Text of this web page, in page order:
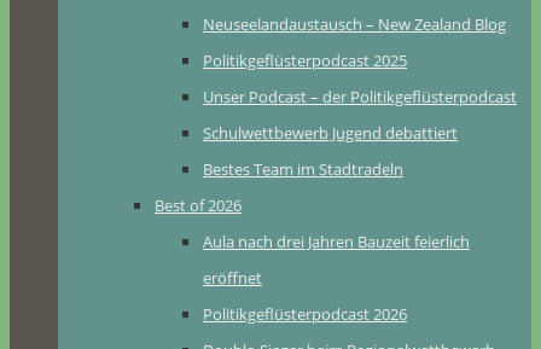
Neuseelandaustausch – New Zealand Blog
Politikgeflüsterpodcast 2025
Unser Podcast – der Politikgeflüsterpodcast
Schulwettbewerb Jugend debattiert
Bestes Team im Stadtradeln
Best of 2026
Aula nach drei Jahren Bauzeit feierlich
eröffnet
Politikgeflüsterpodcast 2026